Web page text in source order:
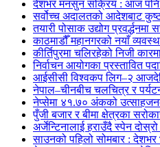
देशभर मनसुन सक्रिय : आज पनि धेरै
सर्वोच्च अदालतको आदेशबाट
तयारी पोसाक उद्योग
काठमाडौँ महानगरको नयाँ
कीर्तिपुरमा चलिरहेको निजी
निर्वाचन आयोगका प्रस्तावित
आईसीसी विश्वकप लिग–२
नेपाल–चीनबीच चलचित्र र
नेप्सेमा ४१.७० अंकको
पुँजी बजार र बीमा क्षेत्रका
अर्जेन्टिनालाई हराउँदै स्पेन
साउनको पहिलो सोमबार :